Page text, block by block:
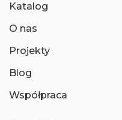
Katalog
O nas
Projekty
Blog
Współpraca